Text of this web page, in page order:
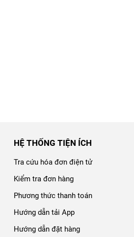
HỆ THỐNG TIỆN ÍCH
Tra cứu hóa đơn điện tử
Kiểm tra đơn hàng
Phương thức thanh toán
Hướng dẫn tải App
Hướng dẫn đặt hàng